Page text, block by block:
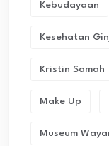
Kebudayaan
Kesehatan
Kristin Samah
Make Up
Museum